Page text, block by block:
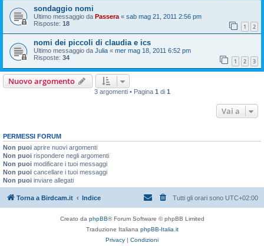
sondaggio nomi
Ultimo messaggio da Passera « sab mag 21, 2011 2:56 pm
Risposte: 18 1 2
nomi dei piccoli di claudia e ics
Ultimo messaggio da Julia « mer mag 18, 2011 6:52 pm
Risposte: 34 1 2 3
Nuovo argomento
3 argomenti • Pagina 1 di 1
Vai a
PERMESSI FORUM
Non puoi aprire nuovi argomenti
Non puoi rispondere negli argomenti
Non puoi modificare i tuoi messaggi
Non puoi cancellare i tuoi messaggi
Non puoi inviare allegati
Torna a Birdcam.it Indice Tutti gli orari sono UTC+02:00
Creato da phpBB® Forum Software © phpBB Limited
Traduzione Italiana phpBB-Italia.it
Privacy
Condizioni